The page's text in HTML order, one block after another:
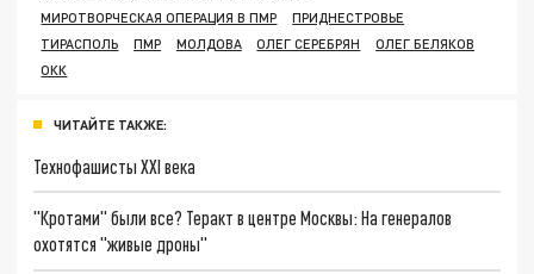
МИРОТВОРЧЕСКАЯ ОПЕРАЦИЯ В ПМР
ПРИДНЕСТРОВЬЕ
ТИРАСПОЛЬ
ПМР МОЛДОВА ОЛЕГ СЕРЕБРЯН
ОЛЕГ БЕЛЯКОВ
ОКК
ЧИТАЙТЕ ТАКЖЕ:
Технофашисты XXI века
"Кротами" были все? Теракт в центре Москвы: На генералов
охотятся "живые дроны"